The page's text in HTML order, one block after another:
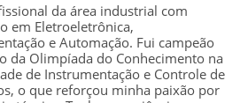
da área industrial com
em Eletroeletrônica,
e Automação. Fui campeão
da Olimpíada do Conhecimento na
de Instrumentação e Controle de
o que reforçou minha paixão por